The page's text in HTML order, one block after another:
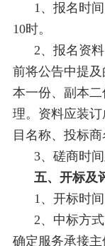
1、报名时间
10时。
2、报名资料
前将公告中提
本一份、副本
理。资料应装
目名称、投标
3、磋商时间
五、开标及
1、开标时间
2、中标方式
确定服务承接主